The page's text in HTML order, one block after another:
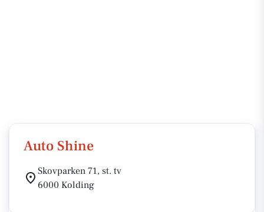
Auto Shine
Skovparken 71, st. tv
6000 Kolding